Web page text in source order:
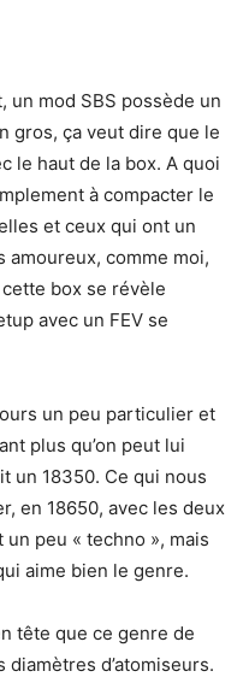
un mod SBS possède un
gros, ça veut dire que le
le haut de la box. A quoi
à compacter le
et ceux qui ont un
amoureux, comme moi,
box se révèle
avec un FEV se
un peu particulier et
plus qu’on peut lui
un 18350. Ce qui nous
en 18650, avec les deux
peu « techno », mais
aime bien le genre.
tête que ce genre de
d’atomiseurs.